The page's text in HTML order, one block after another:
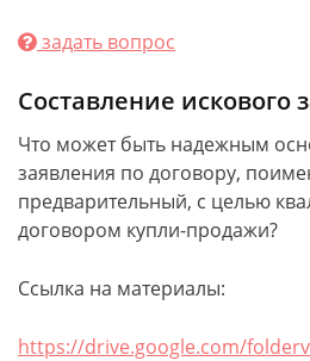
задать вопрос
Составление искового
Что может быть надежным
заявления по договору,
предварительный, с целью
договором купли-продажи?
Ссылка на материалы:
https://drive.google.com/